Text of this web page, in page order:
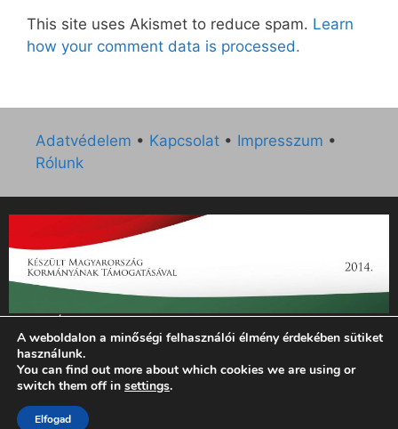
This site uses Akismet to reduce spam. Learn
how your comment data is processed.
Adatvédelem • Kapcsolat • Impresszum •
Rólunk
„Az Új Ember katolikus hetilap 2014. évi működésének
támogatását az EGYH-KCP-14-P-0121 sz. támogatási
szerződés keretében 3 000 000 Ft összegben támogatta az
Emberi Erőforrások Minisztériuma.”
© 2026 Magyar Kurír - Új Ember
A weboldalon a minőségi felhasználói élmény érdekében sütiket
használunk.
You can find out more about which cookies we are using or
switch them off in settings.
Elfogad